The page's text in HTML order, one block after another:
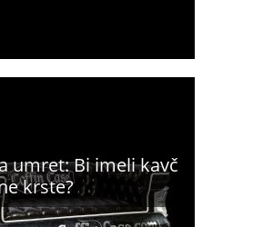
umret: Bi imeli kavč
krste?